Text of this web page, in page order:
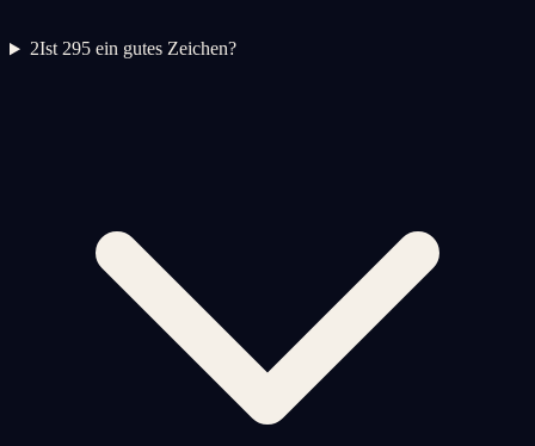
2Ist 295 ein gutes Zeichen?